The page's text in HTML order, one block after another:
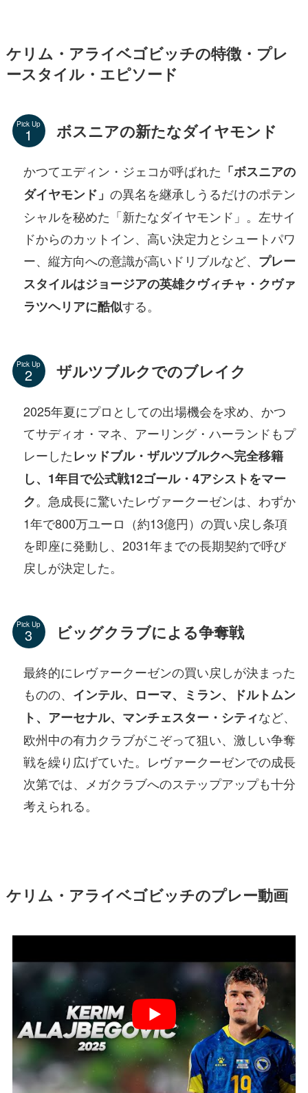
ケリム・アライベゴビッチの特徴・プレ
ースタイル・エピソード
Pick Up ボスニアの新たなダイヤモンド
かつてエディン・ジェコが呼ばれた 「ボスニアの
ダイヤモンド」 の異名を継承しうるだけのポテン
シャルを秘めた「新たなダイヤモンド」。左サイ
ドからのカットイン、高い決定力とシュートパワ
ー、縦方向への意識が高いドリブルなど、 プレー
スタイルはジョージアの英雄クヴィチャ・クヴァ
ラツヘリアに酷似する。
Pick Up ザルツブルクでのブレイク
2025年夏にプロとしての出場機会を求め、かつ
てサディオ・マネ、アーリング・ハーランドもプ
レーしたレッドブル・ザルツブルクへ完全移籍
し、1年目で公式戦12ゴール・4アシストをマー
ク。急成長に驚いたレヴァークーゼンは、わずか
1年で800万ユーロ（約13億円）の買い戻し条項
を即座に発動し、2031年までの長期契約で呼び
戻しが決定した。
Pick Up ビッグクラブによる争奪戦
最終的にレヴァークーゼンの買い戻しが決まった
ものの、 インテル、ローマ、ミラン、ドルトムン
ト、アーセナル、マンチェスター・シティなど、
欧州中の有力クラブがこぞって狙い、激しい争奪
戦を繰り広げていた。レヴァークーゼンでの成長
次第では、メガクラブへのステップアップも十分
考えられる。
ケリム・アライベゴビッチのプレー動画